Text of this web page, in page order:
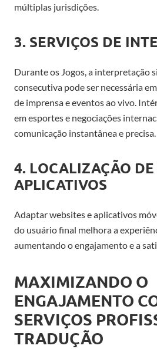
múltiplas jurisdições.
3. SERVIÇOS DE
Durante os Jogos, a interpretação
consecutiva pode ser necessária
de imprensa e eventos ao vivo.
em esportes e negociações
comunicação instantânea e precisa.
4. LOCALIZAÇÃO DE
APLICATIVOS
Adaptar websites e aplicativos
do usuário final melhora a
aumentando o engajamento e a
MAXIMIZANDO O
ENGAJAMENTO
SERVIÇOS
TRADUÇÃO